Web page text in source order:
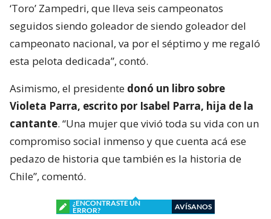
‘Toro’ Zampedri, que lleva seis campeonatos
seguidos siendo goleador de siendo goleador del
campeonato nacional, va por el séptimo y me regaló
esta pelota dedicada”, contó.
Asimismo, el presidente donó un libro sobre
Violeta Parra, escrito por Isabel Parra, hija de la
cantante. “Una mujer que vivió toda su vida con un
compromiso social inmenso y que cuenta acá ese
pedazo de historia que también es la historia de
Chile”, comentó.
¿ENCONTRASTE UN
ERROR?
AVÍSANOS